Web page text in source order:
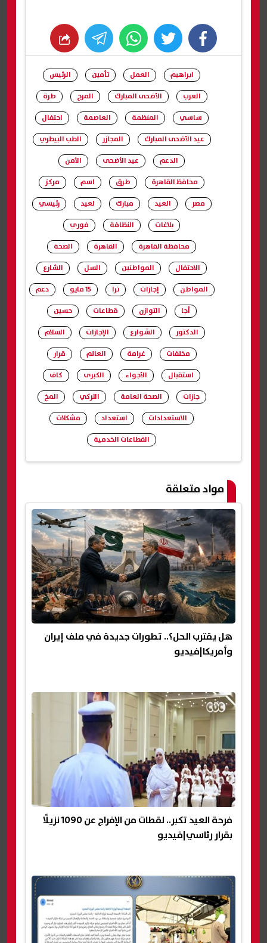
facebook
twitter
whats
ابراهيم العمل تأمين
الرئيس
العرب
الأضحى المبارك المرج
طرة
ساسي
المنظمة العاصمة
احتفال
عيد الأضحى المبارك
المجازر
الطب البيطري
الدعم
عيد الأضحى
الأمن
محافظ القاهرة
طرق اسم
مركز
مصر
العيد مبارك لعيد
رئيسي
بلاغات
النظافة
فوري
محافظة القاهرة
القاهرة
الصحة
الاحتفال
المواطنين السل
الشارع
المواطن
إجازات ترا 15 مايو
دعم
أجا
التوازن قطاعات
حسين
الدكتور
الشوارع الإجازات
السلام
مخلفات
غرامة العالم
قرار
استقبال
الأجواء الكبرى
كاف
جازات
الصحة العامة التركي
المخ
الاستعدادات
استعداد
مشكلات
القطاعات الخدمية
مواد متعلقة
هل يقترب الحل؟.. تطورات جديدة في ملف إيران
وأمريكا|فيديو
فرحة العيد تكبر.. لقطات من الإفراج عن 1090 نزيلًا
بقرار رئاسي|فيديو